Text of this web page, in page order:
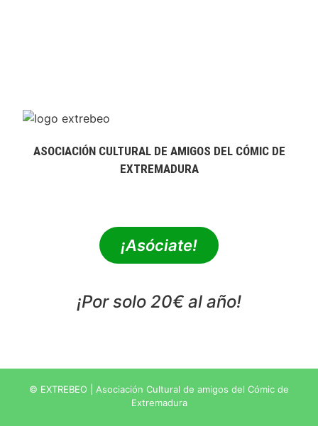
ASOCIACIÓN CULTURAL DE AMIGOS DEL CÓMIC DE
EXTREMADURA
¡Asóciate!
¡Por solo 20€ al año!
© EXTREBEO | Asociación Cultural de amigos del Cómic de
Extremadura